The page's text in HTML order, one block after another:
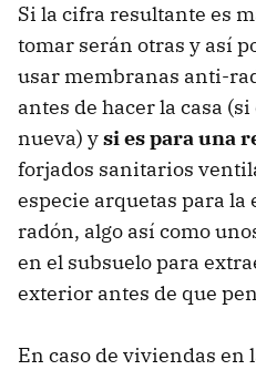
Si la cifra resultante es
tomar serán otras y así
usar membranas anti-
antes de hacer la casa
nueva) ysi es para una
forjados sanitarios
especie arquetas para la
radón, algo así como
en el subsuelo para
exterior antes de que
En caso de viviendas en